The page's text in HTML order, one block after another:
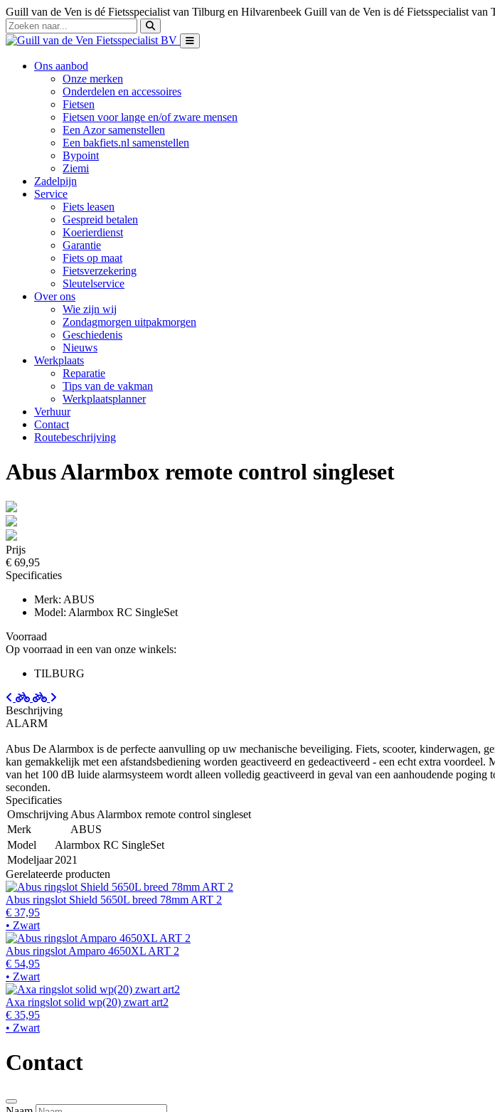
Guill van de Ven is dé Fietsspecialist van Tilburg en Hilvarenbeek Guill van de Ven is dé Fietsspecialist van
Ons aanbod
Onze merken
Onderdelen en accessoires
Fietsen
Fietsen voor lange en/of zware mensen
Een Azor samenstellen
Een bakfiets.nl samenstellen
Bypoint
Ziemi
Zadelpijn
Service
Fiets leasen
Gespreid betalen
Koerierdienst
Garantie
Fiets op maat
Fietsverzekering
Sleutelservice
Over ons
Wie zijn wij
Zondagmorgen uitpakmorgen
Geschiedenis
Nieuws
Werkplaats
Reparatie
Tips van de vakman
Werkplaatsplanner
Verhuur
Contact
Routebeschrijving
Abus Alarmbox remote control singleset
Prijs
€ 69,95
Specificaties
Merk: ABUS
Model: Alarmbox RC SingleSet
Voorraad
Op voorraad in een van onze winkels:
TILBURG
Beschrijving
ALARM
Abus De Alarmbox is de perfecte aanvulling op uw mechanische beveiliging. Fiets, scooter, kinderwagen,
kan gemakkelijk met een afstandsbediening worden geactiveerd en gedeactiveerd - een echt extra
van het 100 dB luide alarmsysteem wordt alleen volledig geactiveerd in geval van een aanhoudende
seconden.
Specificaties
Omschrijving Abus Alarmbox remote control singleset
Merk
ABUS
Model
Alarmbox RC SingleSet
Modeljaar 2021
Gerelateerde producten
Abus ringslot Shield 5650L breed 78mm ART 2
€ 37,95
• Zwart
Abus ringslot Amparo 4650XL ART 2
€ 54,95
• Zwart
Axa ringslot solid wp(20) zwart art2
€ 35,95
• Zwart
Contact